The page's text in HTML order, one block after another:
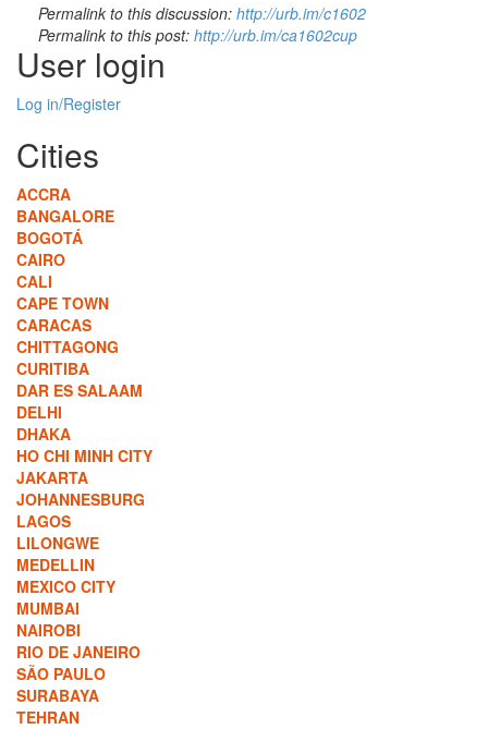
Permalink to this discussion: http://urb.im/c1602
Permalink to this post: http://urb.im/ca1602cup
User login
Log in/Register
Cities
ACCRA
BANGALORE
BOGOTÁ
CAIRO
CALI
CAPE TOWN
CARACAS
CHITTAGONG
CURITIBA
DAR ES SALAAM
DELHI
DHAKA
HO CHI MINH CITY
JAKARTA
JOHANNESBURG
LAGOS
LILONGWE
MEDELLIN
MEXICO CITY
MUMBAI
NAIROBI
RIO DE JANEIRO
SÃO PAULO
SURABAYA
TEHRAN